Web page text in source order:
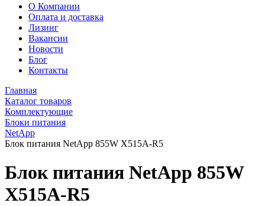
О Компании
Оплата и доставка
Лизинг
Вакансии
Новости
Блог
Контакты
Главная
Каталог товаров
Комплектующие
Блоки питания
NetApp
Блок питания NetApp 855W X515A-R5
Блок питания NetApp 855W
X515A-R5